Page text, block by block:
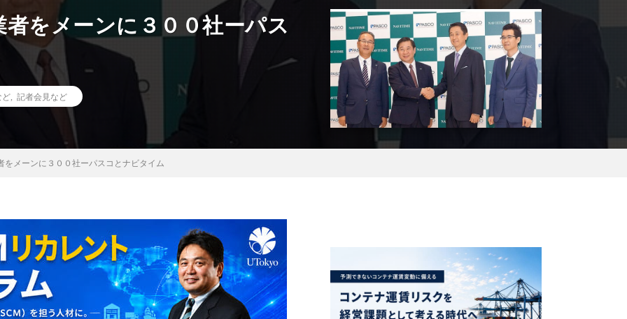
をメーンに３００社ーパス
ど 記者会見など
をメーンに３００社ーパスコとナビタイム